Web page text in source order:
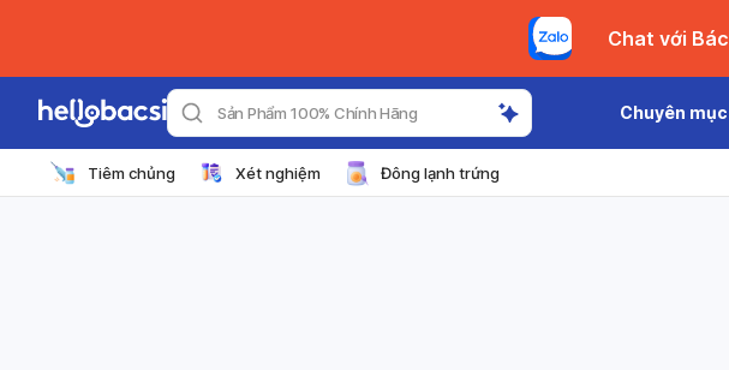
Sản Phẩm 100% Chính Hãng Chuyên mục
Tiêm chủng Xét nghiệm Đông lạnh trứng